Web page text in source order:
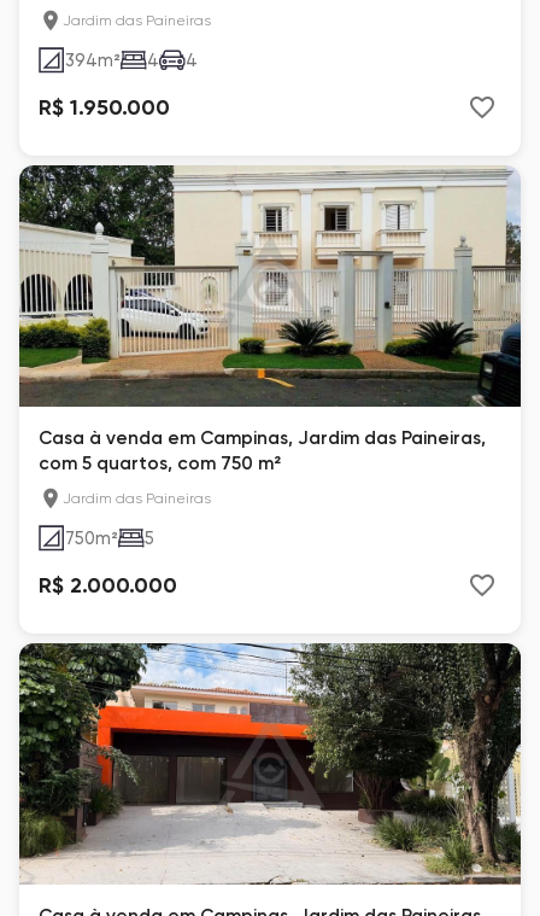
Jardim das Paineiras
394m² 4 4
R$ 1.950.000
Casa à venda em Campinas, Jardim das Paineiras,
com 5 quartos, com 750 m²
Jardim das Paineiras
750m² 5
R$ 2.000.000